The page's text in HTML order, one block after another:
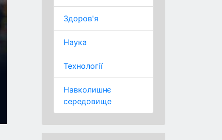
Здоров'я
Наука
Технології
Навколишнє
середовище